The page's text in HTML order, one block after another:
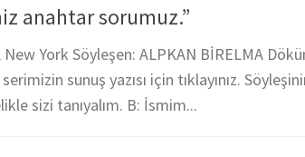
anahtar sorumuz.”
York Söyleşen: ALPKAN BİRELMA
sunuş yazısı için tıklayınız.
sizi tanıyalım. B: İsmim...